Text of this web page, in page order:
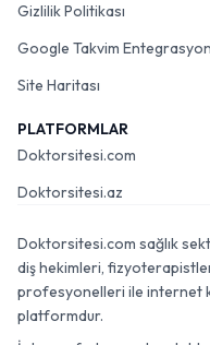
Gizlilik Politikası
Google Takvim
Site Haritası
PLATFORMLAR
Doktorsitesi.com
Doktorsitesi.az
Doktorsitesi.com sağlık
diş hekimleri,
profesyonelleri ile internet
platformdur.